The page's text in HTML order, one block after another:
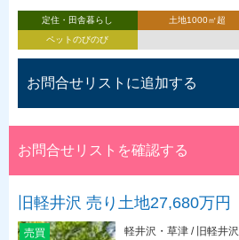
定住・田舎暮らし 土地1000㎡超
ペットのびのび
お問合せリストに追加する
お問合せリストを確認する
旧軽井沢 売り土地27,680万円
売買
軽井沢・草津 / 旧軽井沢